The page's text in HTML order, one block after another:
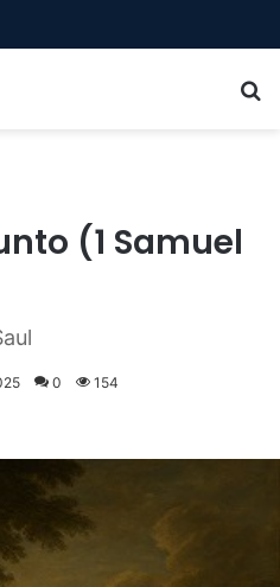
(Jó 42:10-17)
(1 Samuel
0 154